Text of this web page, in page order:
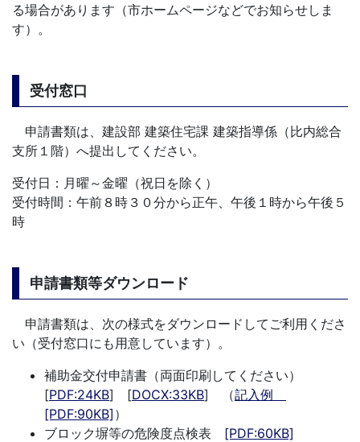
る場合があります（市ホームページなどでお知らせしま
す）。
受付窓口
申請書類は、建設部 建築住宅課 建築指導係（比内総合
支所１階）へ提出してください。
受付日：月曜～金曜（祝日を除く）
受付時間：午前８時３０分から正午、午後１時から午後５
時
申請書類等ダウンロード
申請書類は、次の様式をダウンロードしてご利用くださ
い（受付窓口にも用意しています）。
補助金交付申請書（両面印刷してください）
[PDF:24KB] [DOCX:33KB] （記入例
[PDF:90KB] ）
ブロック塀等の危険度点検表 [PDF:60KB]